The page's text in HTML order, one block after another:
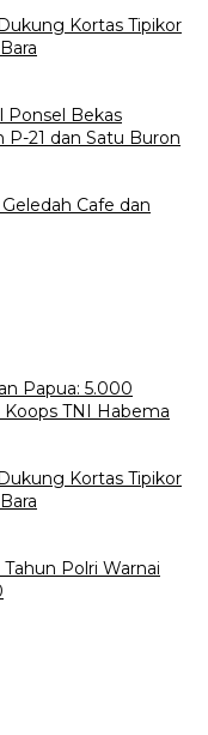
Kortas Tipikor
Ponsel Bekas
P-21 dan Satu Buron
Cafe dan
Papua: 5.000
TNI Habema
Kortas Tipikor
Polri Warnai